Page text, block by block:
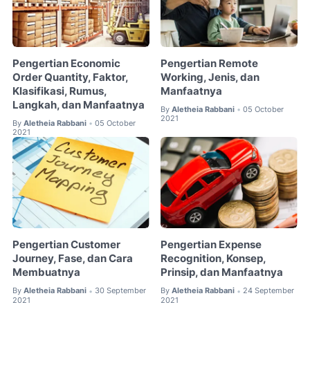
Pengertian Economic
Order Quantity, Faktor,
Klasifikasi, Rumus,
Langkah, dan Manfaatnya
By Aletheia Rabbani • 05 October
2021
Pengertian Remote
Working, Jenis, dan
Manfaatnya
By Aletheia Rabbani • 05 October
2021
Pengertian Customer
Journey, Fase, dan Cara
Membuatnya
By Aletheia Rabbani • 30 September
2021
Pengertian Expense
Recognition, Konsep,
Prinsip, dan Manfaatnya
By Aletheia Rabbani • 24 September
2021